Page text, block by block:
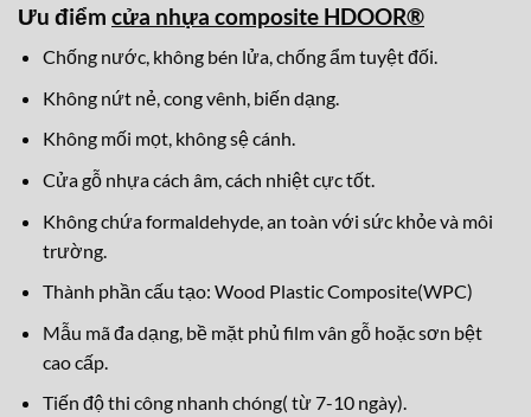
Ưu điểm cửa nhựa composite HDOOR®
Chống nước, không bén lửa, chống ẩm tuyệt đối.
Không nứt nẻ, cong vênh, biến dạng.
Không mối mọt, không sệ cánh.
Cửa gỗ nhựa cách âm, cách nhiệt cực tốt.
Không chứa formaldehyde, an toàn với sức khỏe và môi
trường.
Thành phần cấu tạo: Wood Plastic Composite(WPC)
Mẫu mã đa dạng, bề mặt phủ film vân gỗ hoặc sơn bệt
cao cấp.
Tiến độ thi công nhanh chóng( từ 7-10 ngày).